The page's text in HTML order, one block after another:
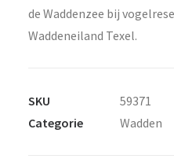
de Waddenzee bij
Waddeneiland Texel.
SKU
59371
Categorie
Wadden